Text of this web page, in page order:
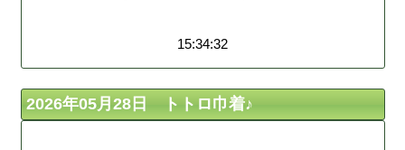
15:34:32
2026年05月28日 トトロ巾着♪